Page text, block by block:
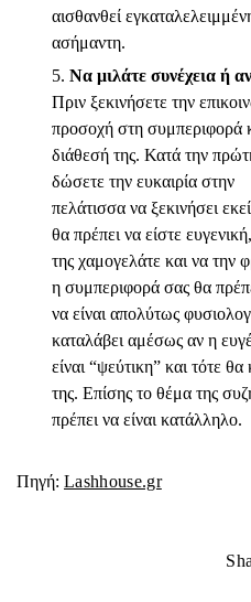
αισθανθεί
ασήμαντη.
Να μιλάτε συνέχεια ή
Πριν ξεκινήσετε την
προσοχή στη συμπεριφορά
διάθεσή της. Κατά την
δώσετε την ευκαιρία στην
πελάτισσα να ξεκινήσει
θα πρέπει να είστε
της χαμογελάτε και να την
η συμπεριφορά σας θα
να είναι απολύτως
καταλάβει αμέσως αν η
είναι “ψεύτικη” και τότε
της. Επίσης το θέμα της
πρέπει να είναι κατάλληλο.
Πηγή: Lashhouse.gr